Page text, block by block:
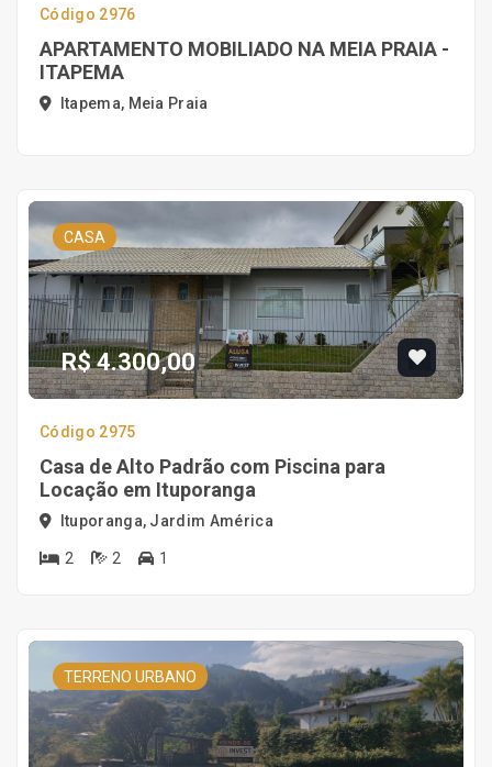
Código 2976
APARTAMENTO MOBILIADO NA MEIA PRAIA -
ITAPEMA
Itapema, Meia Praia
CASA
R$ 4.300,00
Código 2975
Casa de Alto Padrão com Piscina para
Locação em Ituporanga
Ituporanga, Jardim América
2 2 1
TERRENO URBANO